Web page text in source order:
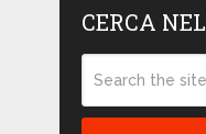
CERCA